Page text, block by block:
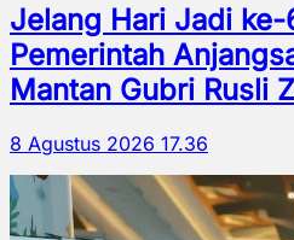
Jelang Hari Jadi ke-
Pemerintah
Mantan Gubri Rusli
8 Agustus 2026 17.36